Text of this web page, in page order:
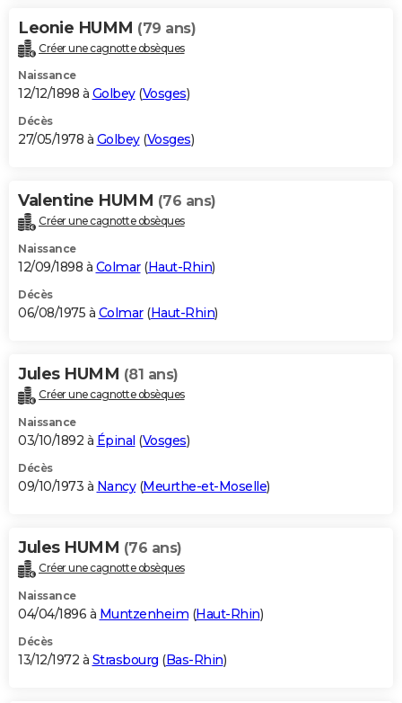
Leonie HUMM (79 ans)
Créer une cagnotte obsèques
Naissance
12/12/1898 à Golbey(Vosges)
Décès
27/05/1978 à Golbey(Vosges)
Valentine HUMM (76 ans)
Créer une cagnotte obsèques
Naissance
12/09/1898 à Colmar(Haut-Rhin)
Décès
06/08/1975 à Colmar(Haut-Rhin)
Jules HUMM (81 ans)
Créer une cagnotte obsèques
Naissance
03/10/1892 à Épinal (Vosges)
Décès
09/10/1973 à Nancy(Meurthe-et-Moselle)
Jules HUMM (76 ans)
Créer une cagnotte obsèques
Naissance
04/04/1896 à Muntzenheim (Haut-Rhin)
Décès
13/12/1972 à Strasbourg (Bas-Rhin)